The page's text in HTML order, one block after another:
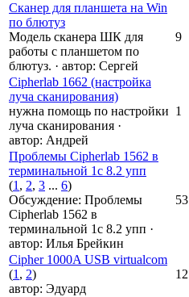
Сканер для планшета на Win
по блютуз
Модель сканера ШК для
работы с планшетом по
блютуз. · автор: Сергей
9
Cipherlab 1662 (настройка
луча сканирования)
нужна помощь по настройки
луча сканирования ·
автор: Андрей
1
Проблемы Cipherlab 1562 в
терминальной 1с 8.2 упп
(1 , 2, 3 ... 6)
Обсуждение: Проблемы
Cipherlab 1562 в
терминальной 1с 8.2 упп ·
автор: Илья Брейкин
53
Cipher 1000A USB virtualcom
(1 , 2)
автор: Эдуард
12